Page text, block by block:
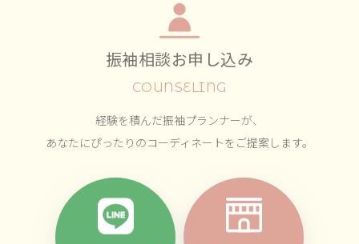
振袖相談お申し込み
COUNSELING
経験を積んだ振袖プランナーが、
あなたにぴったりのコーディネートをご提案します。